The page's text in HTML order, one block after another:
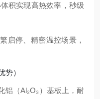
体积实现高热效率， 秒级
启停、精密温控场景，
势）
铝（Al₂O₃）基板 上，耐